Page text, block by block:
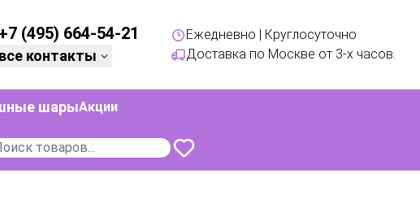
+7 (495) 664-54-21
все контакты
Ежедневно | Круглосуточно
Доставка по Москве от 3-х часов.
шарыАкции